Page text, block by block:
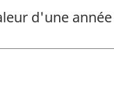
d'une